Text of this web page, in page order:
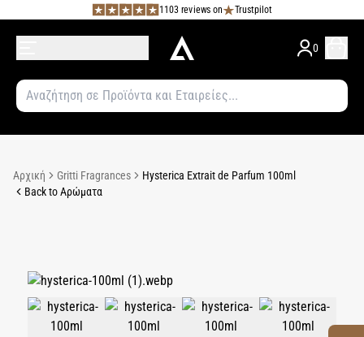
1103 reviews on Trustpilot
0
Αρχική Gritti Fragrances
Hysterica Extrait de Parfum 100ml
Back to Αρώματα